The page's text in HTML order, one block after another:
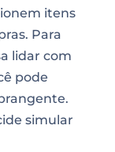
itens
Para
lidar com
pode
simular